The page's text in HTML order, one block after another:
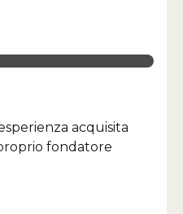
acquisita
fondatore